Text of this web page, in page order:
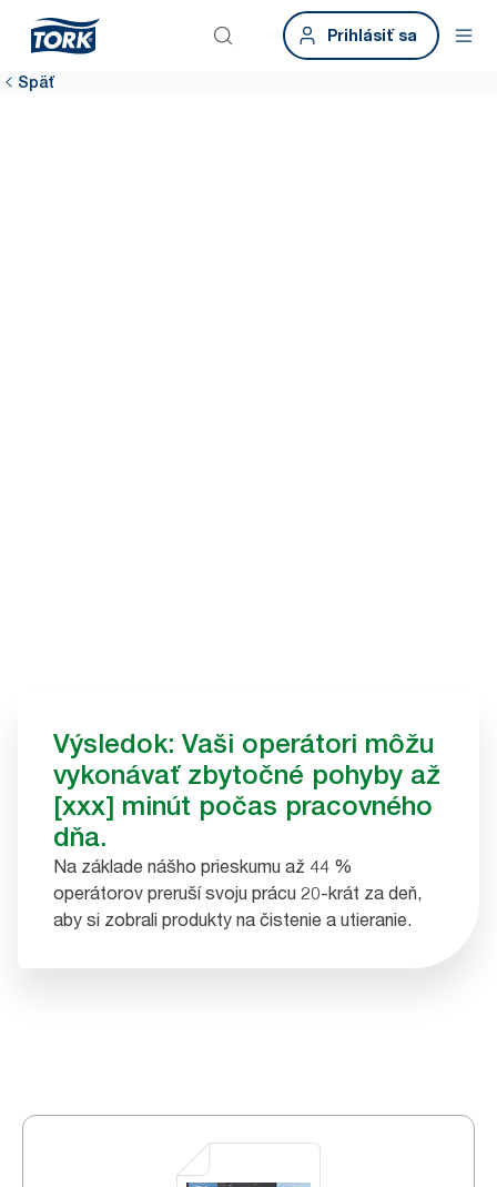
Prihlásiť sa
Späť
Výsledok: Vaši operátori môžu
vykonávať zbytočné pohyby až
[xxx] minút počas pracovného
dňa.
Na základe nášho prieskumu až 44 %
operátorov preruší svoju prácu 20-krát za deň,
aby si zobrali produkty na čistenie a utieranie.